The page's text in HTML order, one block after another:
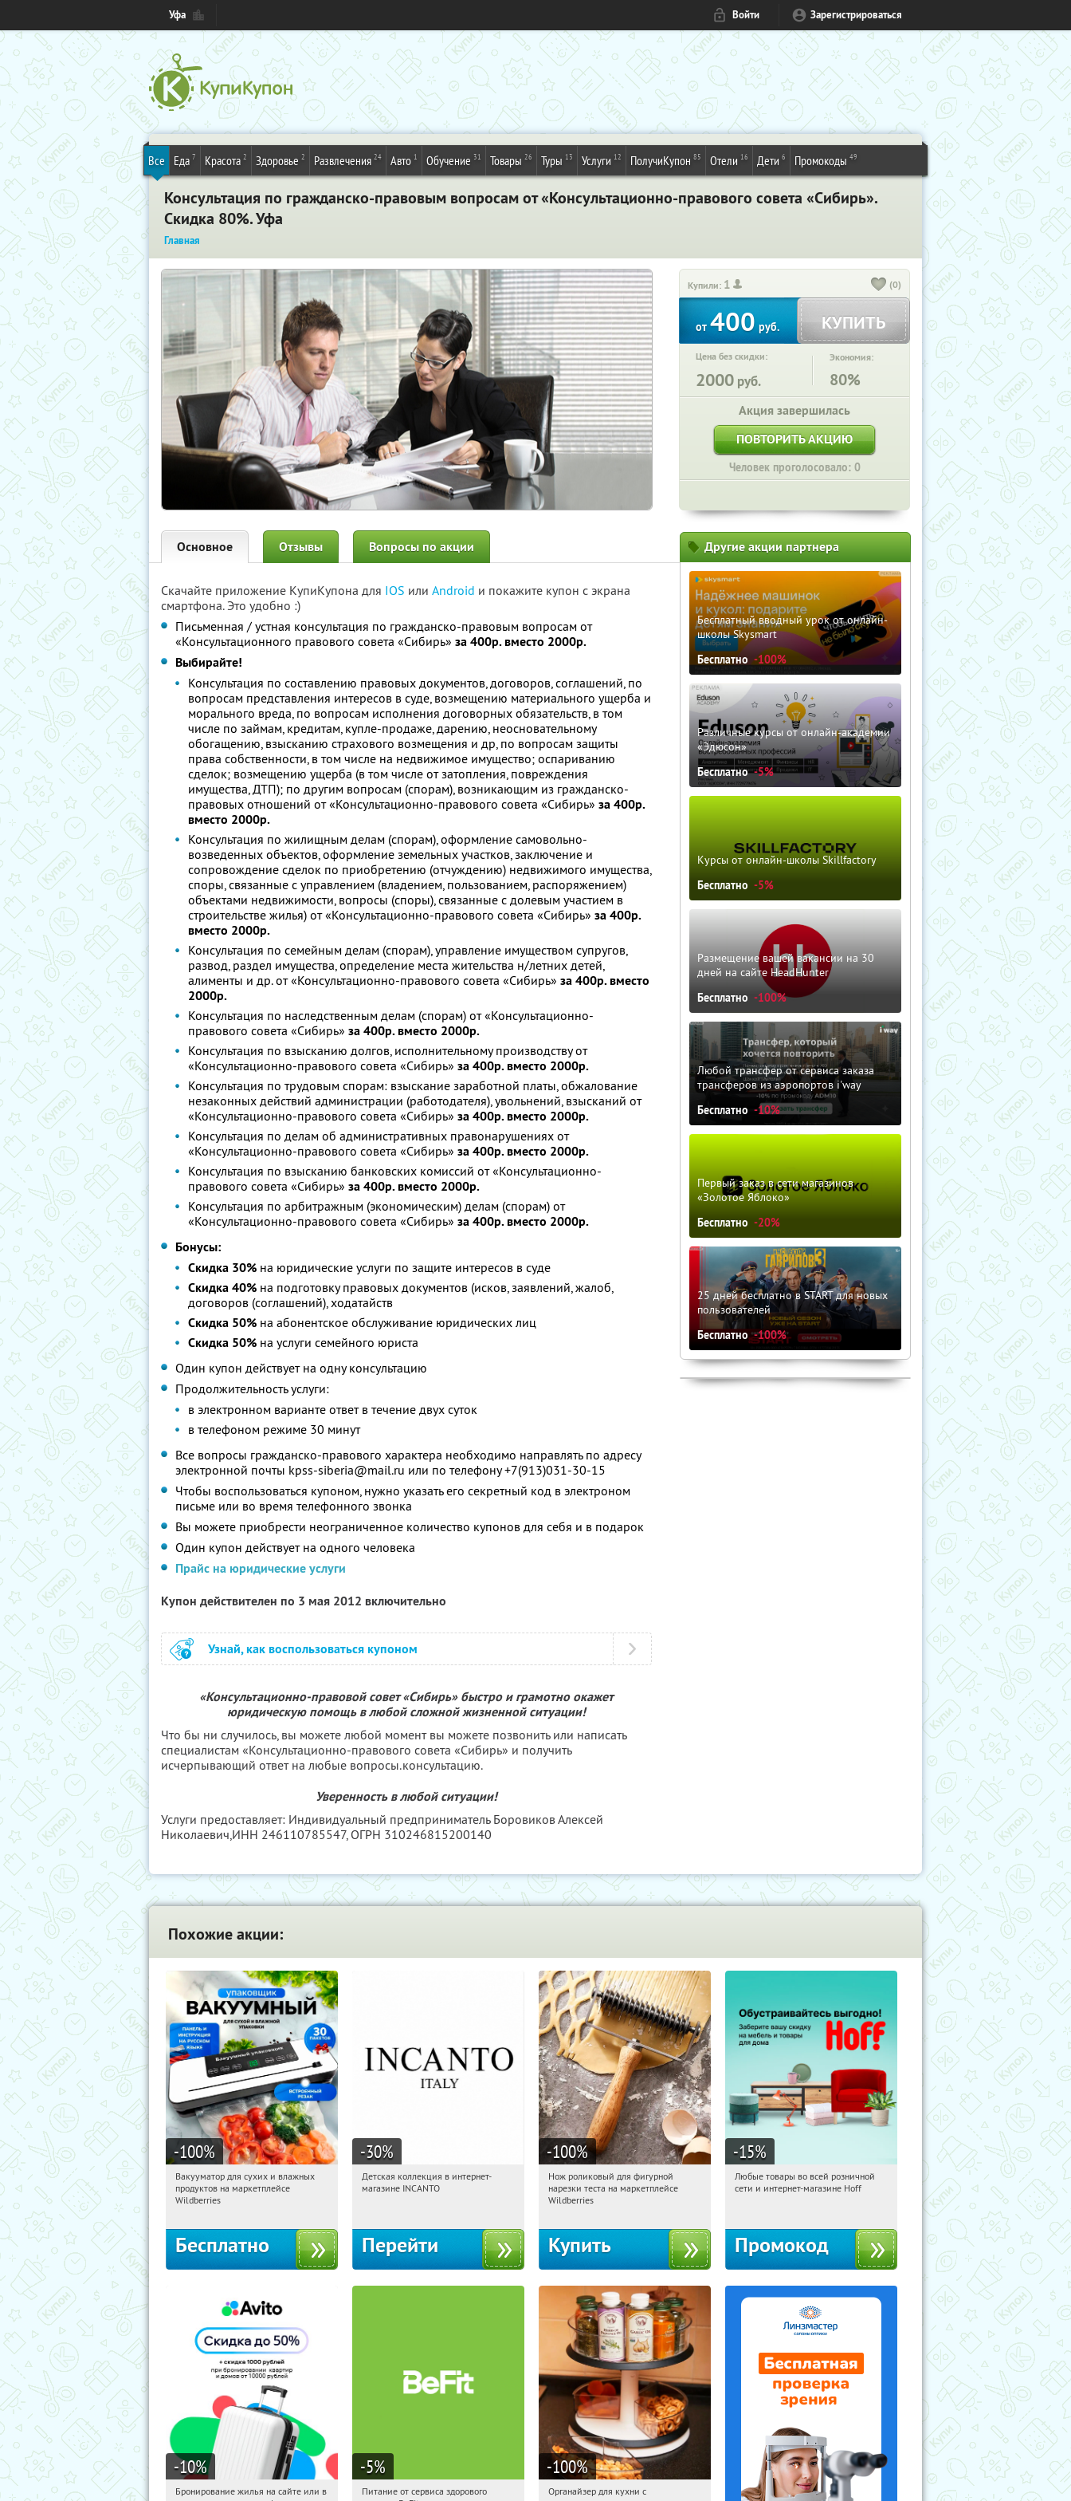
Уфа Войти Зарегистрироваться
Все Еда 7 Красота 2 Здоровье 2 Развлечения 24 Авто 1 Обучение 31 Товары 26 Туры 13 Услуги 12 ПолучиКупон 85 Отели 16 Дети 6 Промокоды 49
Консультация по гражданско-правовым вопросам от «Консультационно-правового совета «Сибирь».
Скидка 80%. Уфа
Главная
Купили: 1 (0)
от400руб. КУПИТЬ
Цена без скидки:
2000 руб.
Экономия:
80%
Акция завершилась
ПОВТОРИТЬ АКЦИЮ
Человек проголосовало: 0
Основное Отзывы Вопросы по акции
Скачайте приложение КупиКупона для IOS или Android и покажите купон с экрана
смартфона. Это удобно :)
Письменная / устная консультация по гражданско-правовым вопросам от
«Консультационного правового совета «Сибирь» за 400р. вместо 2000р.
Выбирайте!
Консультация по составлению правовых документов, договоров, соглашений, по
вопросам представления интересов в суде, возмещению материального ущерба и
морального вреда, по вопросам исполнения договорных обязательств, в том
числе по займам, кредитам, купле-продаже, дарению, неосновательному
обогащению, взысканию страхового возмещения и др, по вопросам защиты
права собственности, в том числе на недвижимое имущество; оспариванию
сделок; возмещению ущерба (в том числе от затопления, повреждения
имущества, ДТП); по другим вопросам (спорам), возникающим из гражданско-
правовых отношений от «Консультационно-правового совета «Сибирь» за 400р.
вместо 2000р.
Консультация по жилищным делам (спорам), оформление самовольно-
возведенных объектов, оформление земельных участков, заключение и
сопровождение сделок по приобретению (отчуждению) недвижимого имущества,
споры, связанные с управлением (владением, пользованием, распоряжением)
объектами недвижимости, вопросы (споры), связанные с долевым участием в
строительстве жилья) от «Консультационно-правового совета «Сибирь» за 400р.
вместо 2000р.
Консультация по семейным делам (спорам), управление имуществом супругов,
развод, раздел имущества, определение места жительства н/летних детей,
алименты и др. от «Консультационно-правового совета «Сибирь» за 400р. вместо
2000р.
Консультация по наследственным делам (спорам) от «Консультационно-
правового совета «Сибирь» за 400р. вместо 2000р.
Консультация по взысканию долгов, исполнительному производству от
«Консультационно-правового совета «Сибирь» за 400р. вместо 2000р.
Консультация по трудовым спорам: взыскание заработной платы, обжалование
незаконных действий администрации (работодателя), увольнений, взысканий от
«Консультационно-правового совета «Сибирь» за 400р. вместо 2000р.
Консультация по делам об административных правонарушениях от
«Консультационно-правового совета «Сибирь» за 400р. вместо 2000р.
Консультация по взысканию банковских комиссий от «Консультационно-
правового совета «Сибирь» за 400р. вместо 2000р.
Консультация по арбитражным (экономическим) делам (спорам) от
«Консультационно-правового совета «Сибирь» за 400р. вместо 2000р.
Бонусы:
Скидка 30% на юридические услуги по защите интересов в суде
Скидка 40% на подготовку правовых документов (исков, заявлений, жалоб,
договоров (соглашений), ходатайств
Скидка 50% на абонентское обслуживание юридических лиц
Скидка 50% на услуги семейного юриста
Один купон действует на одну консультацию
Продолжительность услуги:
в электронном варианте ответ в течение двух суток
в телефоном режиме 30 минут
Все вопросы гражданско-правового характера необходимо направлять по адресу
электронной почты kpss-siberia@mail.ru или по телефону +7(913)031-30-15
Чтобы воспользоваться купоном, нужно указать его секретный код в электроном
письме или во время телефонного звонка
Вы можете приобрести неограниченное количество купонов для себя и в подарок
Один купон действует на одного человека
Прайс на юридические услуги
Купон действителен по 3 мая 2012 включительно
Узнай, как воспользоваться купоном
«Консультационно-правовой совет «Сибирь» быстро и грамотно окажет
юридическую помощь в любой сложной жизненной ситуации!
Что бы ни случилось, вы можете любой момент вы можете позвонить или написать
специалистам «Консультационно-правового совета «Сибирь» и получить
исчерпывающий ответ на любые вопросы.консультацию.
Уверенность в любой ситуации!
Услуги предоставляет: Индивидуальный предприниматель Боровиков Алексей
Николаевич,ИНН 246110785547, ОГРН 310246815200140
Другие акции партнера
Бесплатный вводный урок от онлайн-
школы Skysmart
Бесплатно -100%
Различные курсы от онлайн-академии
«Эдюсон»
Бесплатно -5%
Курсы от онлайн-школы Skillfactory
Бесплатно -5%
Размещение вашей вакансии на 30
дней на сайте HeadHunter
Бесплатно -100%
Любой трансфер от сервиса заказа
трансферов из аэропортов i'way
Бесплатно -10%
Первый заказ в сети магазинов
«Золотое Яблоко»
Бесплатно -20%
25 дней бесплатно в START для новых
пользователей
Бесплатно -100%
Похожие акции:
-100%
00:36:37 Получили:174
Россия
Вакууматор для сухих и влажных
продуктов на маркетплейсе
Wildberries
Бесплатно
-30%
00:36:37
Получи первым!
Детская коллекция в интернет-
магазине INCANTO
Перейти
-100%
00:36:37 Получили:
Россия
Нож роликовый для фигурной
нарезки теста на маркетплейсе
Wildberries
Купить
-15%
00:36:37 Получили:
Любые товары во всей розничной
сети и интернет-магазине Hoff
Промокод
-10%
00:36:37 Получили:10
Бронирование жилья на сайте или в
-5%
00:36:37
Получи первым!
Питание от сервиса здорового
-100%
00:36:37 Получили:
Органайзер для кухни с